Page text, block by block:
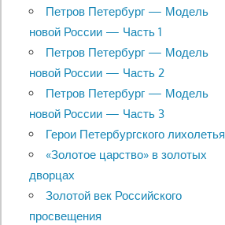
Петров Петербург — Модель
новой России — Часть 1
Петров Петербург — Модель
новой России — Часть 2
Петров Петербург — Модель
новой России — Часть 3
Герои Петербургского лихолетья
«Золотое царство» в золотых
дворцах
Золотой век Российского
просвещения